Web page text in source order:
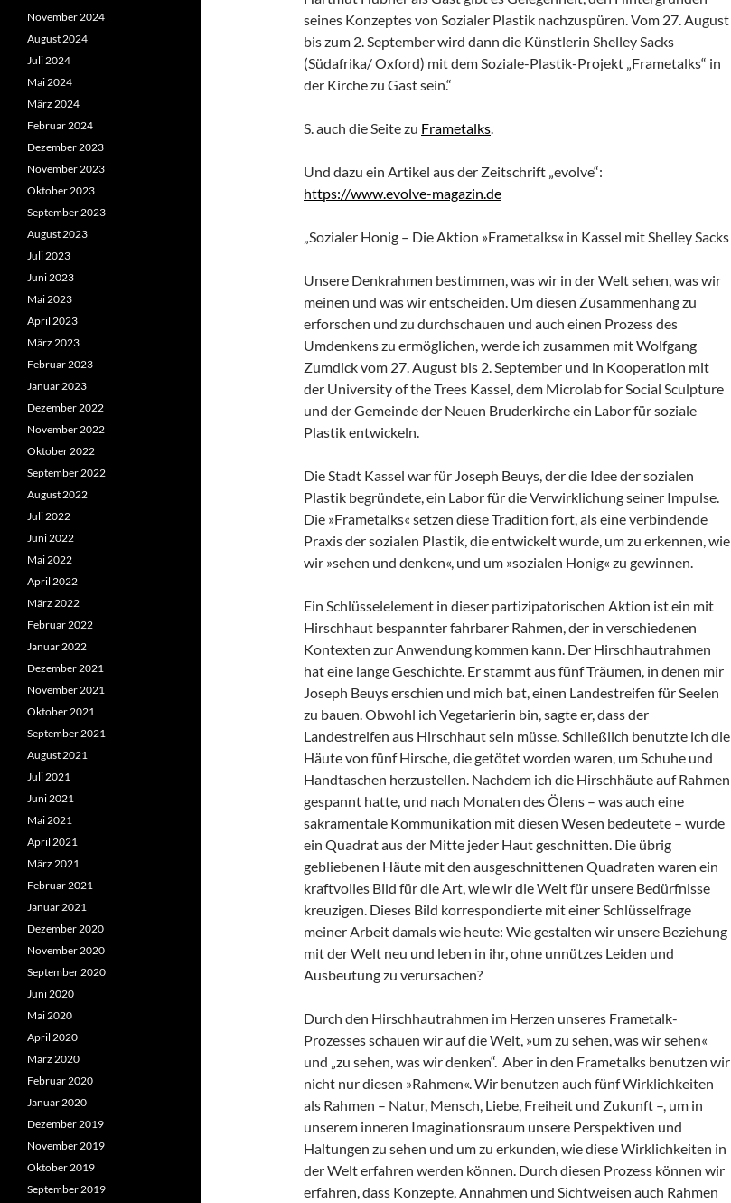
seines Konzeptes von Sozialer Plastik nachzuspüren. Vom 27. August
bis zum 2. September wird dann die Künstlerin Shelley Sacks
(Südafrika/ Oxford) mit dem Soziale-Plastik-Projekt „Frametalks“ in
der Kirche zu Gast sein.“
S. auch die Seite zu Frametalks.
Und dazu ein Artikel aus der Zeitschrift „evolve“:
https://www.evolve-magazin.de
„Sozialer Honig – Die Aktion »Frametalks« in Kassel mit Shelley Sacks
Unsere Denkrahmen bestimmen, was wir in der Welt sehen, was wir
meinen und was wir entscheiden. Um diesen Zusammenhang zu
erforschen und zu durchschauen und auch einen Prozess des
Umdenkens zu ermöglichen, werde ich zusammen mit Wolfgang
Zumdick vom 27. August bis 2. September und in Kooperation mit
der University of the Trees Kassel, dem Microlab for Social Sculpture
und der Gemeinde der Neuen Bruderkirche ein Labor für soziale
Plastik entwickeln.
Die Stadt Kassel war für Joseph Beuys, der die Idee der sozialen
Plastik begründete, ein Labor für die Verwirklichung seiner Impulse.
Die »Frametalks« setzen diese Tradition fort, als eine verbindende
Praxis der sozialen Plastik, die entwickelt wurde, um zu erkennen, wie
wir »sehen und denken«, und um »sozialen Honig« zu gewinnen.
Ein Schlüsselelement in dieser partizipatorischen Aktion ist ein mit
Hirschhaut bespannter fahrbarer Rahmen, der in verschiedenen
Kontexten zur Anwendung kommen kann. Der Hirschhautrahmen
hat eine lange Geschichte. Er stammt aus fünf Träumen, in denen mir
Joseph Beuys erschien und mich bat, einen Landestreifen für Seelen
zu bauen. Obwohl ich Vegetarierin bin, sagte er, dass der
Landestreifen aus Hirschhaut sein müsse. Schließlich benutzte ich die
Häute von fünf Hirsche, die getötet worden waren, um Schuhe und
Handtaschen herzustellen. Nachdem ich die Hirschhäute auf Rahmen
gespannt hatte, und nach Monaten des Ölens – was auch eine
sakramentale Kommunikation mit diesen Wesen bedeutete – wurde
ein Quadrat aus der Mitte jeder Haut geschnitten. Die übrig
gebliebenen Häute mit den ausgeschnittenen Quadraten waren ein
kraftvolles Bild für die Art, wie wir die Welt für unsere Bedürfnisse
kreuzigen. Dieses Bild korrespondierte mit einer Schlüsselfrage
meiner Arbeit damals wie heute: Wie gestalten wir unsere Beziehung
mit der Welt neu und leben in ihr, ohne unnützes Leiden und
Ausbeutung zu verursachen?
Durch den Hirschhautrahmen im Herzen unseres Frametalk-
Prozesses schauen wir auf die Welt, »um zu sehen, was wir sehen«
und „zu sehen, was wir denken“. Aber in den Frametalks benutzen wir
nicht nur diesen »Rahmen«. Wir benutzen auch fünf Wirklichkeiten
als Rahmen – Natur, Mensch, Liebe, Freiheit und Zukunft –, um in
unserem inneren Imaginationsraum unsere Perspektiven und
Haltungen zu sehen und um zu erkunden, wie diese Wirklichkeiten in
der Welt erfahren werden können. Durch diesen Prozess können wir
erfahren, dass Konzepte, Annahmen und Sichtweisen auch Rahmen
November 2024
August 2024
Juli 2024
Mai 2024
März 2024
Februar 2024
Dezember 2023
November 2023
Oktober 2023
September 2023
August 2023
Juli 2023
Juni 2023
Mai 2023
April 2023
März 2023
Februar 2023
Januar 2023
Dezember 2022
November 2022
Oktober 2022
September 2022
August 2022
Juli 2022
Juni 2022
Mai 2022
April 2022
März 2022
Februar 2022
Januar 2022
Dezember 2021
November 2021
Oktober 2021
September 2021
August 2021
Juli 2021
Juni 2021
Mai 2021
April 2021
März 2021
Februar 2021
Januar 2021
Dezember 2020
November 2020
September 2020
Juni 2020
Mai 2020
April 2020
März 2020
Februar 2020
Januar 2020
Dezember 2019
November 2019
Oktober 2019
September 2019